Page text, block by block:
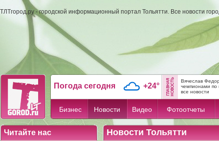
ТЛТгород.ру - городской информационный портал Тольятти. Все новости
Погода сегодня +24°
Вячеслав
чемпионами по
все новости
Бизнес Новости Видео Фотоотчеты
Читайте нас Новости Тольятти